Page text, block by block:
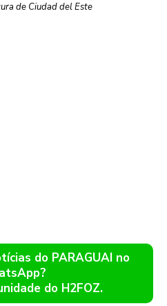
de Ciudad del Este
do PARAGUAI no
do H2FOZ.